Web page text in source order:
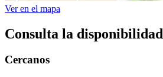
Ver en el mapa
Consulta la disponibilidad
Cercanos